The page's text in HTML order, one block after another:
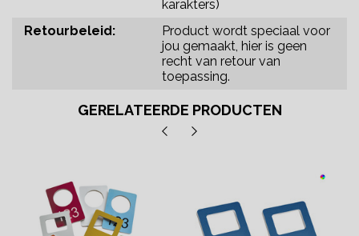
karakters)
Retourbeleid:
Product wordt speciaal voor
jou gemaakt, hier is geen
recht van retour van
toepassing.
GERELATEERDE PRODUCTEN